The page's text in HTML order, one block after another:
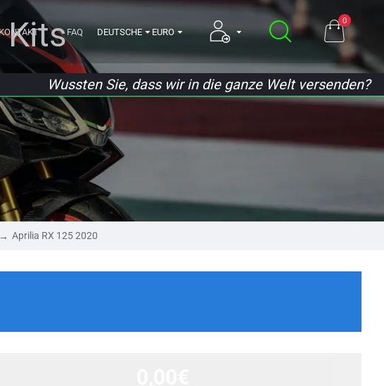
FAQ DEUTSCHE EURO
0
Kits
Wussten Sie, dass wir in die ganze Welt versenden?
Aprilia RX 125 2020